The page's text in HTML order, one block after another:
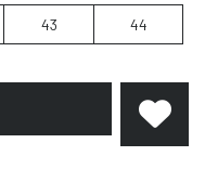
43 44